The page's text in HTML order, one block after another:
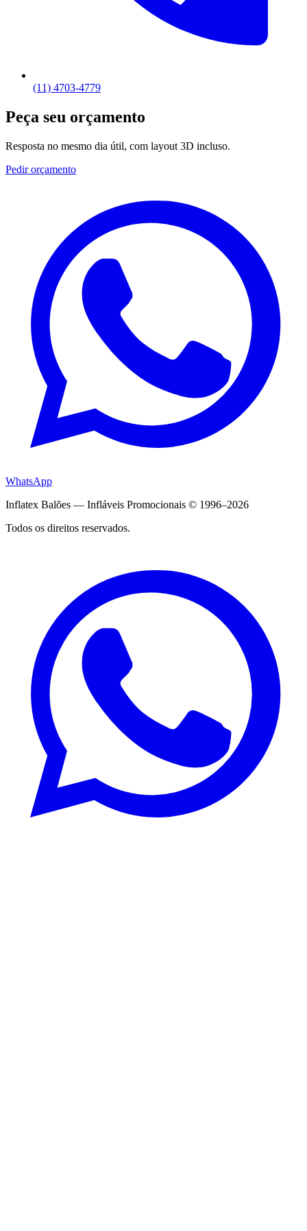
(11) 4703-4779
Peça seu orçamento
Resposta no mesmo dia útil, com layout 3D incluso.
Pedir orçamento
WhatsApp
Inflatex Balões — Infláveis Promocionais © 1996–2026
Todos os direitos reservados.